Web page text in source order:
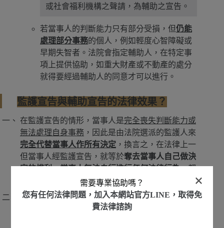
或社會福利機構之聲請，為輔助之宣告。
若當事人的判斷能力只有部分受損，但仍能
處理部分事務的個人，例如輕度心智障礙或
早期失智者。法院會指定輔助人，在特定事
項上提供協助，如重大財產或不動產的處分
就得要經過輔助人的同意才可以進行。
監護宣告與輔助宣告的法律效果？
在監護宣告的情形，當事人是完全喪失判斷能力或
無法處理自身事務 ，因此是由法院選派的監護人來
完全代替當事人作所有決定 ，換言之，在法律上一
但當事人經監護宣告，就等於奪去當事人自己做決
定的權利，當事人無法自行進行任何法律行為，都
必須交由監護人來進行。
在輔助宣告的情形，在進行下列事項的法律行為
時，除非是單純的讓當事人獲得利益，或是日常生
需要專業協助嗎？
您有任何法律問題，加入本網站官方LINE，取得免
費法律諮詢
×